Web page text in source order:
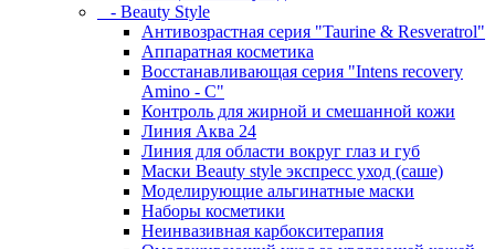
- Beauty Style
Антивозрастная серия "Taurine & Resveratrol"
Аппаратная косметика
Восстанавливающая серия "Intens recovery
Amino - C"
Контроль для жирной и смешанной кожи
Линия Аква 24
Линия для области вокруг глаз и губ
Маски Beauty style экспресс уход (саше)
Моделирующие альгинатные маски
Наборы косметики
Неинвазивная карбокситерапия